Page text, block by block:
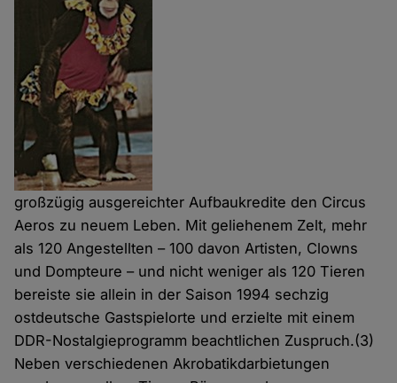
großzügig ausgereichter Aufbaukredite den Circus
Aeros zu neuem Leben. Mit geliehenem Zelt, mehr
als 120 Angestellten – 100 davon Artisten, Clowns
und Dompteure – und nicht weniger als 120 Tieren
bereiste sie allein in der Saison 1994 sechzig
ostdeutsche Gastspielorte und erzielte mit einem
DDR-Nostalgieprogramm beachtlichen Zuspruch.(3)
Neben verschiedenen Akrobatikdarbietungen